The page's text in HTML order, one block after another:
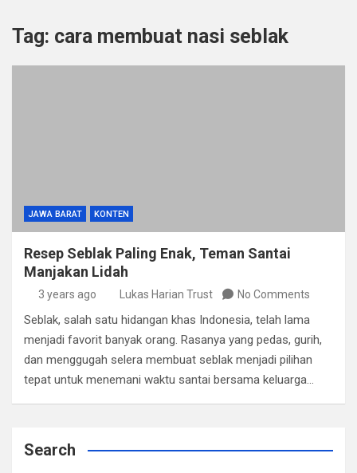
Tag: cara membuat nasi seblak
JAWA BARAT KONTEN
Resep Seblak Paling Enak, Teman Santai
Manjakan Lidah
3 years ago Lukas Harian Trust No Comments
Seblak, salah satu hidangan khas Indonesia, telah lama
menjadi favorit banyak orang. Rasanya yang pedas, gurih,
dan menggugah selera membuat seblak menjadi pilihan
tepat untuk menemani waktu santai bersama keluarga…
Search